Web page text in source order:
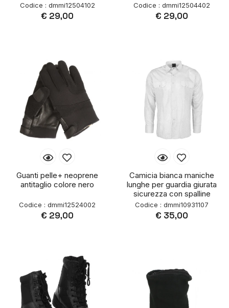
Codice : dmmi12504102
€ 29,00
Codice : dmmi12504402
€ 29,00
Guanti pelle+ neoprene
antitaglio colore nero
Codice : dmmi12524002
€ 29,00
Camicia bianca maniche
lunghe per guardia giurata
sicurezza con spalline
Codice : dmmi10931107
€ 35,00